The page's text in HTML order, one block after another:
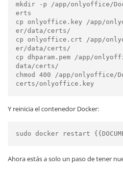
mkdir -p /app/onlyoffice/
erts
cp onlyoffice.key /app/
er/data/certs/
cp onlyoffice.crt /app/
er/data/certs/
cp dhparam.pem /app/
data/certs/
chmod 400 /app/onlyoffice/
Y reinicia el contenedor Docker:
sudo docker restart
Ahora estás a solo un paso de tener